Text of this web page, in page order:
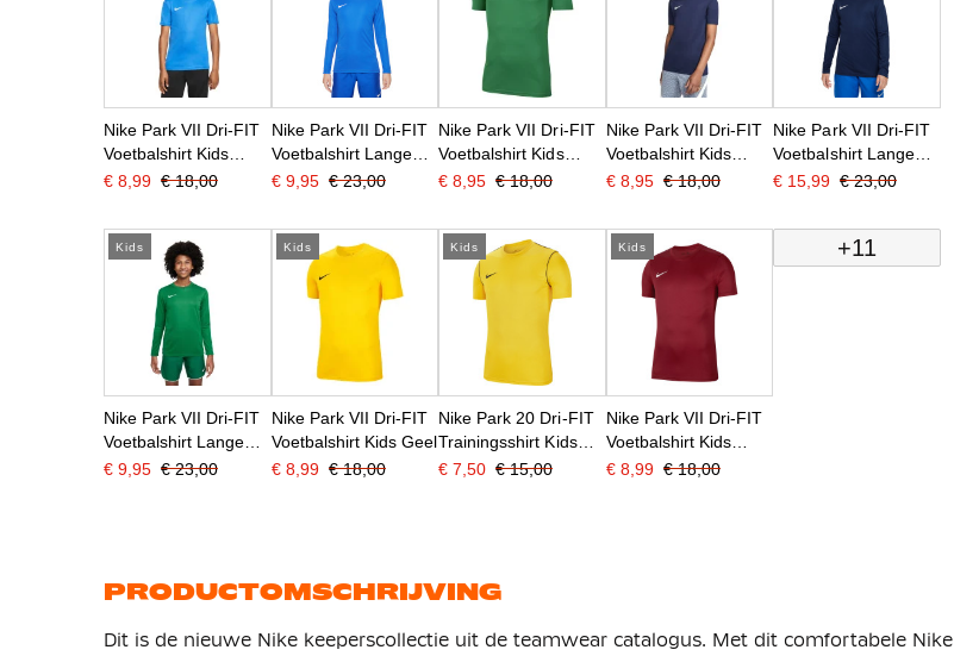
Nike Park VII Dri-FIT
Voetbalshirt Kids
Blauw
€ 8,99 € 18,00
Nike Park VII Dri-FIT
Voetbalshirt Lange
Mouwen Kids Blauw
€ 9,95 € 23,00
Nike Park VII Dri-FIT
Voetbalshirt Kids
Groen
€ 8,95 € 18,00
Nike Park VII Dri-FIT
Voetbalshirt Kids
Donkerblauw
€ 8,95 € 18,00
Nike Park VII Dri-FIT
Voetbalshirt Lange
Mouwen Kids
€ 15,99 € 23,00
Kids
Nike Park VII Dri-FIT
Voetbalshirt Lange
Mouwen Kids Groen
€ 9,95 € 23,00
Kids
Nike Park VII Dri-FIT
Voetbalshirt Kids Geel
€ 8,99 € 18,00
Kids
Nike Park 20 Dri-FIT
Trainingsshirt Kids
Geel
€ 7,50 € 15,00
Kids
Nike Park VII Dri-FIT
Voetbalshirt Kids
Bordeauxrood
€ 8,99 € 18,00
+11
PRODUCTOMSCHRIJVING
Dit is de nieuwe Nike keeperscollectie uit de teamwear catalogus. Met dit comfortabele Nike